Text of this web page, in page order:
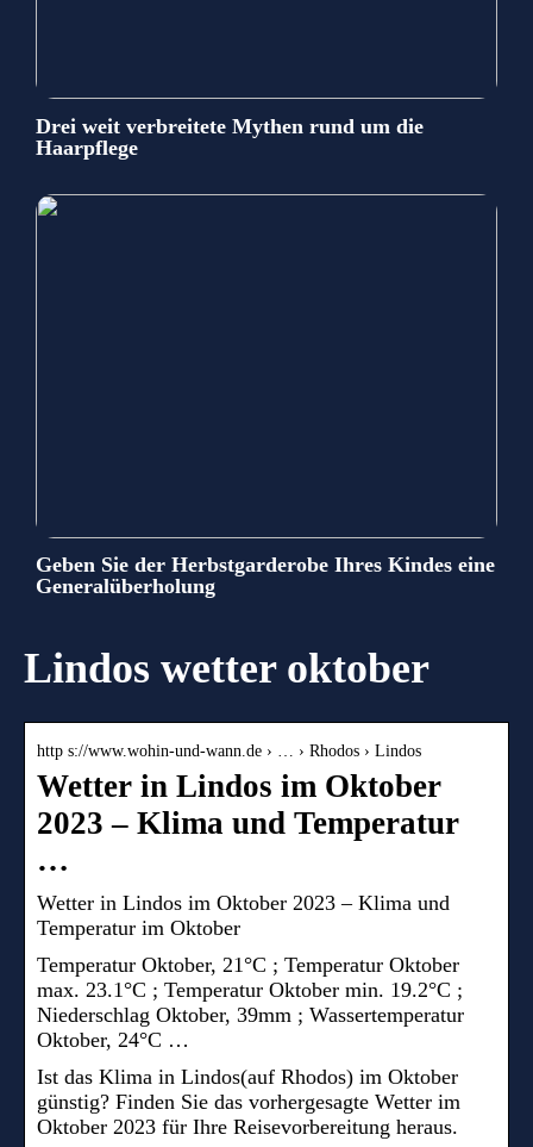
Drei weit verbreitete Mythen rund um die
Haarpflege
Geben Sie der Herbstgarderobe Ihres Kindes eine
Generalüberholung
Lindos wetter oktober
http s://www.wohin-und-wann.de › … › Rhodos › Lindos
Wetter in Lindos im Oktober
2023 – Klima und Temperatur
…
Wetter in Lindos im Oktober 2023 – Klima und
Temperatur im Oktober
Temperatur Oktober, 21°C ; Temperatur Oktober
max. 23.1°C ; Temperatur Oktober min. 19.2°C ;
Niederschlag Oktober, 39mm ; Wassertemperatur
Oktober, 24°C …
Ist das Klima in Lindos(auf Rhodos) im Oktober
günstig? Finden Sie das vorhergesagte Wetter im
Oktober 2023 für Ihre Reisevorbereitung heraus.